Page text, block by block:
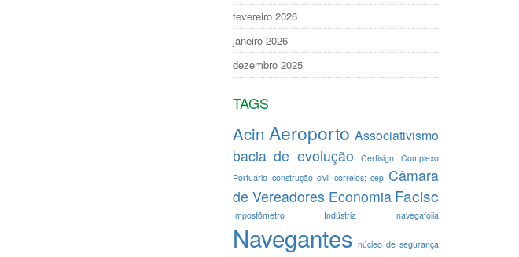
fevereiro 2026
janeiro 2026
dezembro 2025
TAGS
Acin Aeroporto Associativismo
bacia de evolução Certisign Complexo
Portuário construção civil correios; cep Câmara
de Vereadores Economia Facisc
Impostômetro Indústria navegafolia
Navegantes núcleo de segurança